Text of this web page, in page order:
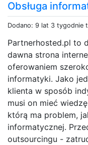
Obsługa
Dodano: 9 lat 3 tygodnie
Partnerhosted.pl to
dawna strona
oferowaniem
informatyki. Jako
klienta w sposób
musi on mieć
którą ma problem,
informatycznej.
outsourcingu -